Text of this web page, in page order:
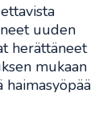
uuden
herättäneet
mukaan